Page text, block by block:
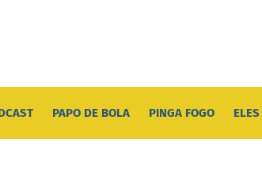
PAPO DE BOLA PINGA FOGO ELES